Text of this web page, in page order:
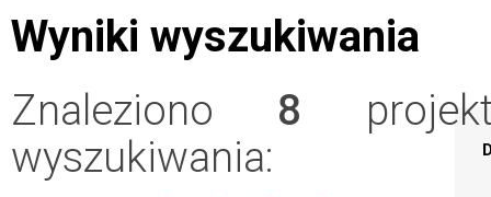
Wyniki wyszukiwania
Znaleziono 8
wyszukiwania: